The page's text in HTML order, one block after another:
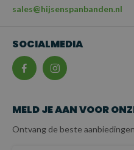
sales@hijsenspanbanden.nl
SOCIALMEDIA
MELD JE AAN VOOR
Ontvang de beste